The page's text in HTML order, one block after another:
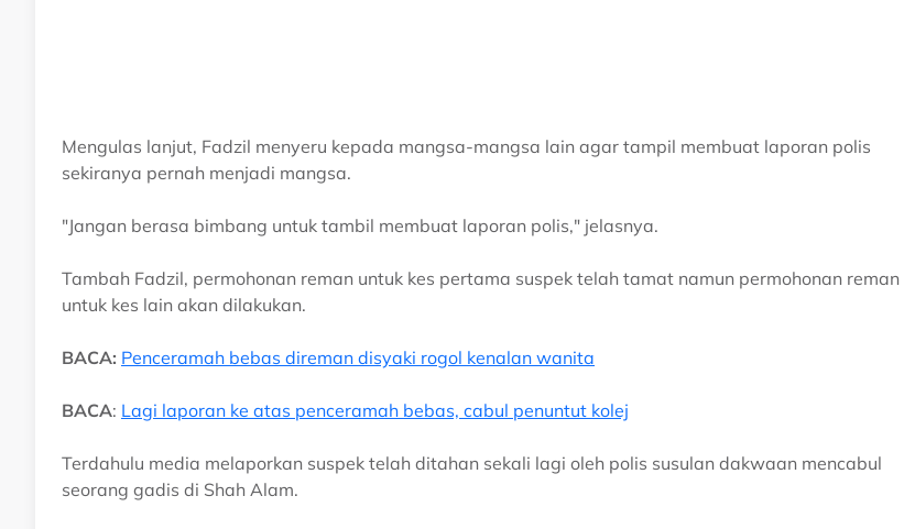
Mengulas lanjut, Fadzil menyeru kepada mangsa-mangsa lain agar tampil membuat laporan polis
sekiranya pernah menjadi mangsa.
"Jangan berasa bimbang untuk tambil membuat laporan polis," jelasnya.
Tambah Fadzil, permohonan reman untuk kes pertama suspek telah tamat namun permohonan reman
untuk kes lain akan dilakukan.
BACA: Penceramah bebas direman disyaki rogol kenalan wanita
BACA: Lagi laporan ke atas penceramah bebas, cabul penuntut kolej
Terdahulu media melaporkan suspek telah ditahan sekali lagi oleh polis susulan dakwaan mencabul
seorang gadis di Shah Alam.